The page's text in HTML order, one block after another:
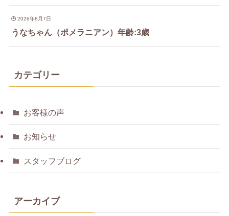
2026年8月7日
うなちゃん（ポメラニアン）年齢:3歳
カテゴリー
お客様の声
お知らせ
スタッフブログ
アーカイブ